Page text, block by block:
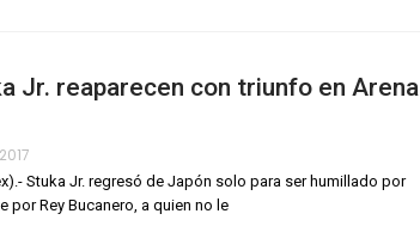
Jr. reaparecen con triunfo en Arena
Stuka Jr. regresó de Japón solo para ser humillado por
por Rey Bucanero, a quien no le